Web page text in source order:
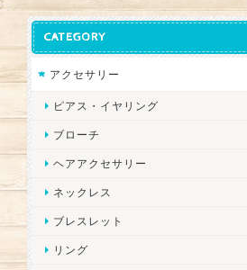
CATEGORY
アクセサリー
ピアス・イヤリング
ブローチ
ヘアアクセサリー
ネックレス
ブレスレット
リング